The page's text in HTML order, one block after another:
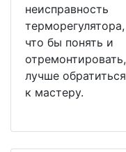
неисправность
терморегулятора,
что бы понять и
отремонтировать,
лучше обратиться
к мастеру.